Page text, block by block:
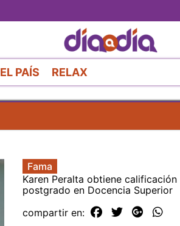
al
contenido
principal
EL PAÍS RELAX
Fama
Karen Peralta obtiene
postgrado en Docencia Superior
compartir en: